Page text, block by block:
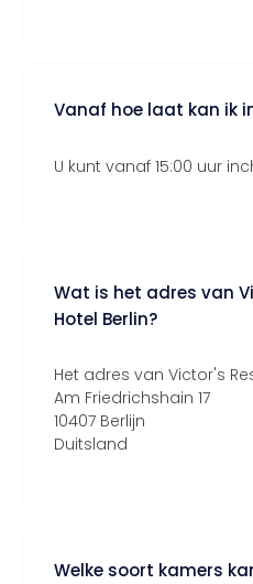
Vanaf hoe laat kan ik
U kunt vanaf 15:00 uur
Wat is het adres van
Hotel Berlin?
Het adres van Victor's
Am Friedrichshain 17
10407 Berlijn
Duitsland
Welke soort kamers